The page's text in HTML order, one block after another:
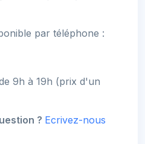
par téléphone :
9h à 19h (prix d'un
? Ecrivez-nous